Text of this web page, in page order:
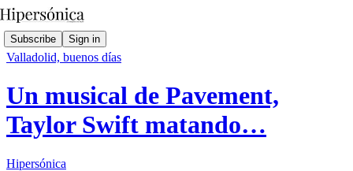
Subscribe Sign in
Valladolid, buenos días
Un musical de Pavement,
Taylor Swift matando…
Hipersónica